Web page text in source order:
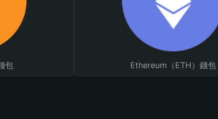
包 Ethereum（ETH）錢包